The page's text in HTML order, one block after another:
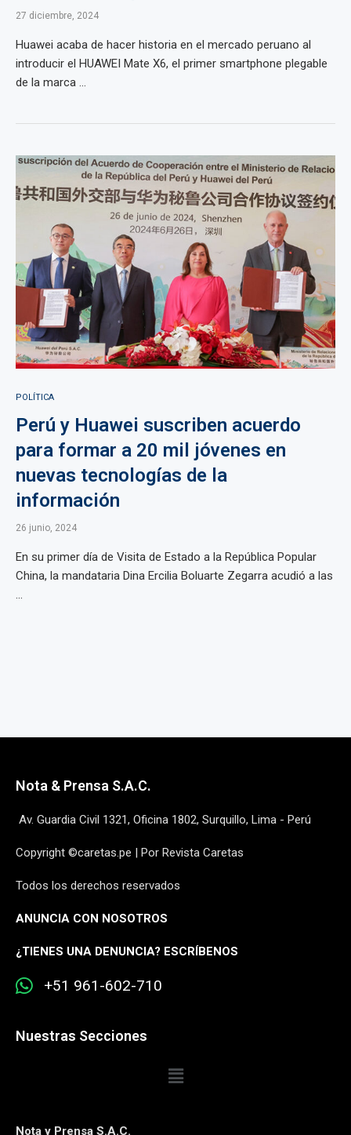
27 diciembre, 2024
Huawei acaba de hacer historia en el mercado peruano al
introducir el HUAWEI Mate X6, el primer smartphone plegable
de la marca ...
POLÍTICA
Perú y Huawei suscriben acuerdo
para formar a 20 mil jóvenes en
nuevas tecnologías de la
información
26 junio, 2024
En su primer día de Visita de Estado a la República Popular
China, la mandataria Dina Ercilia Boluarte Zegarra acudió a las
...
Nota & Prensa S.A.C.
Av. Guardia Civil 1321, Oficina 1802, Surquillo, Lima - Perú
Copyright ©caretas.pe | Por Revista Caretas
Todos los derechos reservados
ANUNCIA CON NOSOTROS
¿TIENES UNA DENUNCIA? ESCRÍBENOS
+51 961-602-710
Nuestras Secciones
Nota y Prensa S.A.C.